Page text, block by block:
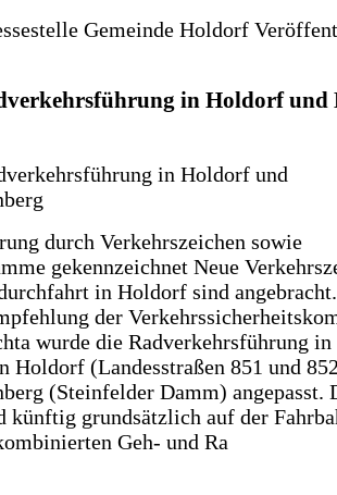
Gemeinde Holdorf
in Holdorf
durch Verkehrszeichen sowie
gekennzeichnet Neue
in Holdorf sind
der
wurde die Radverkehrsführung in
Holdorf (Landesstraßen 851 und
(Steinfelder Damm) angepasst.
künftig grundsätzlich auf der
Geh- und Ra